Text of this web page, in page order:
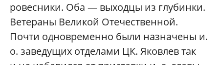
ровесники. Оба — выходцы из глубинки.
Ветераны Великой Отечественной.
Почти одновременно были назначены и.
о. заведущих отделами ЦК. Яковлев так